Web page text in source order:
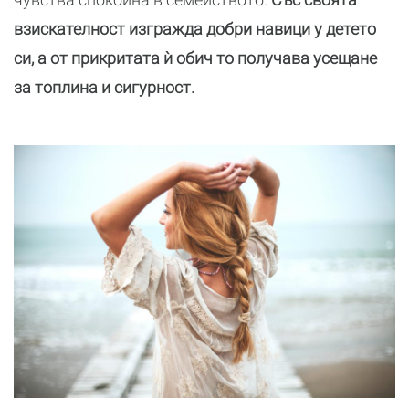
взискателност изгражда добри навици у детето
си, а от прикритата ѝ обич то получава усещане
за топлина и сигурност.